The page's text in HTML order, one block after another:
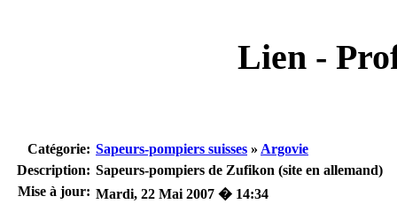
Lien -
Catégorie: Sapeurs-pompiers suisses » Argovie
Description: Sapeurs-pompiers de Zufikon (site en allemand)
Mise à jour: Mardi, 22 Mai 2007 � 14:34